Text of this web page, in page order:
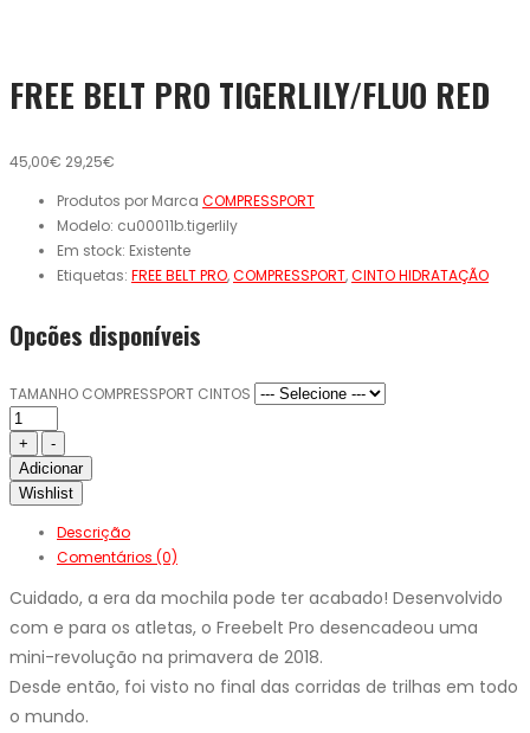
FREE BELT PRO TIGERLILY/FLUO RED
45,00€ 29,25€
Produtos por Marca COMPRESSPORT
Modelo: cu00011b.tigerlily
Em stock: Existente
Etiquetas: FREE BELT PRO,COMPRESSPORT,CINTO HIDRATAÇÃO
Opcões disponíveis
TAMANHO COMPRESSPORT CINTOS
Adicionar
Wishlist
Descrição
Comentários (0)
Cuidado, a era da mochila pode ter acabado! Desenvolvido
com e para os atletas, o Freebelt Pro desencadeou uma
mini-revolução na primavera de 2018.
Desde então, foi visto no final das corridas de trilhas em todo
o mundo.